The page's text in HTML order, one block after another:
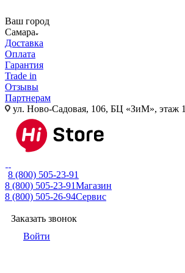
Ваш город
Самара
Доставка
Оплата
Гарантия
Trade in
Отзывы
Партнерам
ул. Ново-Садовая, 106, БЦ «ЗиМ», этаж 1
8 (800) 505-23-91
8 (800) 505-23-91Магазин
8 (800) 505-26-94Сервис
Заказать звонок
Войти